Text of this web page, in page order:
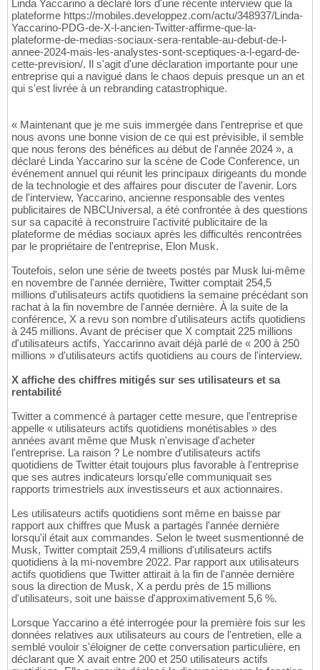
Linda Yaccarino a déclaré lors d'une récente interview que la
plateforme https://mobiles.developpez.com/actu/348937/Linda-
Yaccarino-PDG-de-X-l-ancien-Twitter-affirme-que-la-
plateforme-de-medias-sociaux-sera-rentable-au-debut-de-l-
annee-2024-mais-les-analystes-sont-sceptiques-a-l-egard-de-
cette-prevision/. Il s'agit d'une déclaration importante pour une
entreprise qui a navigué dans le chaos depuis presque un an et
qui s'est livrée à un rebranding catastrophique.
« Maintenant que je me suis immergée dans l'entreprise et que
nous avons une bonne vision de ce qui est prévisible, il semble
que nous ferons des bénéfices au début de l'année 2024 », a
déclaré Linda Yaccarino sur la scène de Code Conference, un
événement annuel qui réunit les principaux dirigeants du monde
de la technologie et des affaires pour discuter de l'avenir. Lors
de l'interview, Yaccarino, ancienne responsable des ventes
publicitaires de NBCUniversal, a été confrontée à des questions
sur sa capacité à reconstruire l'activité publicitaire de la
plateforme de médias sociaux après les difficultés rencontrées
par le propriétaire de l'entreprise, Elon Musk.
Toutefois, selon une série de tweets postés par Musk lui-même
en novembre de l'année dernière, Twitter comptait 254,5
millions d'utilisateurs actifs quotidiens la semaine précédant son
rachat à la fin novembre de l'année dernière. À la suite de la
conférence, X a revu son nombre d'utilisateurs actifs quotidiens
à 245 millions. Avant de préciser que X comptait 225 millions
d'utilisateurs actifs, Yaccarinno avait déjà parlé de « 200 à 250
millions » d'utilisateurs actifs quotidiens au cours de l'interview.
X affiche des chiffres mitigés sur ses utilisateurs et sa
rentabilité
Twitter a commencé à partager cette mesure, que l'entreprise
appelle « utilisateurs actifs quotidiens monétisables » des
années avant même que Musk n'envisage d'acheter
l'entreprise. La raison ? Le nombre d'utilisateurs actifs
quotidiens de Twitter était toujours plus favorable à l'entreprise
que ses autres indicateurs lorsqu'elle communiquait ses
rapports trimestriels aux investisseurs et aux actionnaires.
Les utilisateurs actifs quotidiens sont même en baisse par
rapport aux chiffres que Musk a partagés l'année dernière
lorsqu'il était aux commandes. Selon le tweet susmentionné de
Musk, Twitter comptait 259,4 millions d'utilisateurs actifs
quotidiens à la mi-novembre 2022. Par rapport aux utilisateurs
actifs quotidiens que Twitter attirait à la fin de l'année dernière
sous la direction de Musk, X a perdu près de 15 millions
d'utilisateurs, soit une baisse d'approximativement 5,6 %.
Lorsque Yaccarino a été interrogée pour la première fois sur les
données relatives aux utilisateurs au cours de l'entretien, elle a
semblé vouloir s'éloigner de cette conversation particulière, en
déclarant que X avait entre 200 et 250 utilisateurs actifs